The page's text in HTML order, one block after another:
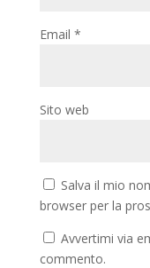
Email *
Sito web
Salva il mio
browser per la
Avvertimi via
commento.